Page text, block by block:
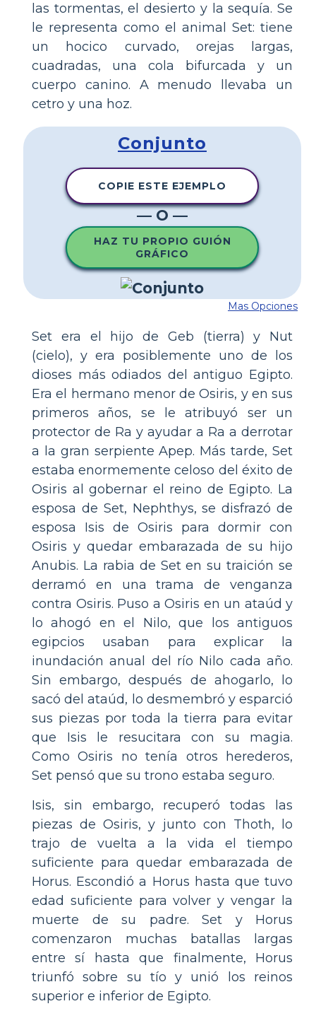
las tormentas, el desierto y la sequía. Se
le representa como el animal Set: tiene
un hocico curvado, orejas largas,
cuadradas, una cola bifurcada y un
cuerpo canino. A menudo llevaba un
cetro y una hoz.
Conjunto
COPIE ESTE EJEMPLO
— O —
HAZ TU PROPIO GUIÓN
GRÁFICO
Mas Opciones
Set era el hijo de Geb (tierra) y Nut
(cielo), y era posiblemente uno de los
dioses más odiados del antiguo Egipto.
Era el hermano menor de Osiris, y en sus
primeros años, se le atribuyó ser un
protector de Ra y ayudar a Ra a derrotar
a la gran serpiente Apep. Más tarde, Set
estaba enormemente celoso del éxito de
Osiris al gobernar el reino de Egipto. La
esposa de Set, Nephthys, se disfrazó de
esposa Isis de Osiris para dormir con
Osiris y quedar embarazada de su hijo
Anubis. La rabia de Set en su traición se
derramó en una trama de venganza
contra Osiris. Puso a Osiris en un ataúd y
lo ahogó en el Nilo, que los antiguos
egipcios usaban para explicar la
inundación anual del río Nilo cada año.
Sin embargo, después de ahogarlo, lo
sacó del ataúd, lo desmembró y esparció
sus piezas por toda la tierra para evitar
que Isis le resucitara con su magia.
Como Osiris no tenía otros herederos,
Set pensó que su trono estaba seguro.
Isis, sin embargo, recuperó todas las
piezas de Osiris, y junto con Thoth, lo
trajo de vuelta a la vida el tiempo
suficiente para quedar embarazada de
Horus. Escondió a Horus hasta que tuvo
edad suficiente para volver y vengar la
muerte de su padre. Set y Horus
comenzaron muchas batallas largas
entre sí hasta que finalmente, Horus
triunfó sobre su tío y unió los reinos
superior e inferior de Egipto.